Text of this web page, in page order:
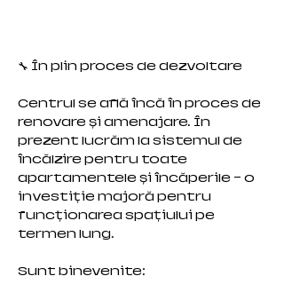
🔧 În plin proces de dezvoltare
Centrul se află încă în proces de
renovare și amenajare. În
prezent lucrăm la sistemul de
încălzire pentru toate
apartamentele și încăperile — o
investiție majoră pentru
funcționarea spațiului pe
termen lung.
Sunt binevenite: